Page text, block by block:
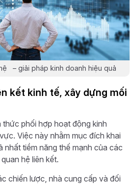
– giải pháp kinh doanh hiệu quả
kết kinh tế, xây dựng mối
thức phối hợp hoạt động kinh
Việc này nhằm mục đích khai
nhất tiềm năng thế mạnh của các
hệ liên kết.
chiến lược, nhà cung cấp và đối